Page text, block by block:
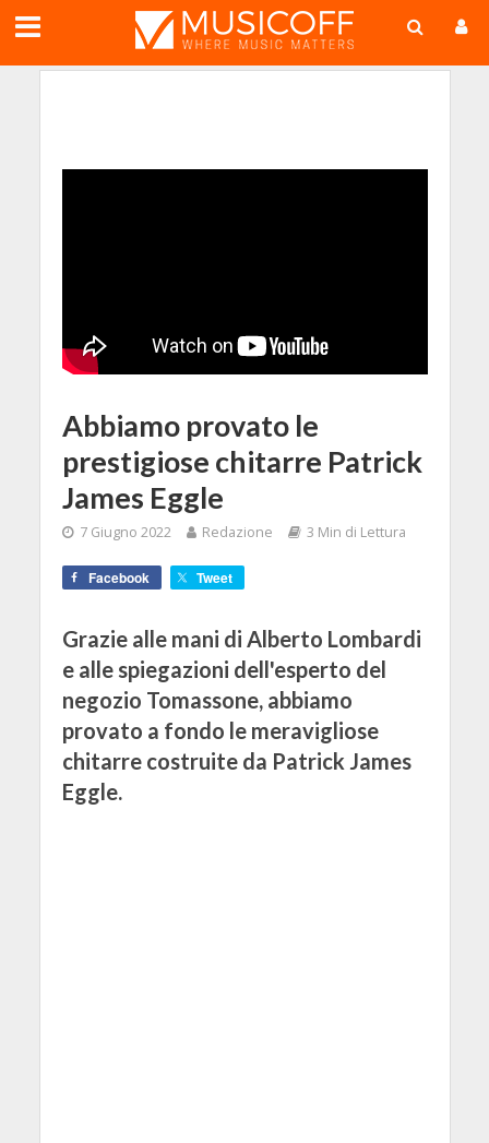
Abbiamo provato le
prestigiose chitarre Patrick
James Eggle
7 Giugno 2022 Redazione 3 Min di Lettura
Facebook Tweet
Grazie alle mani di Alberto Lombardi
e alle spiegazioni dell'esperto del
negozio Tomassone, abbiamo
provato a fondo le meravigliose
chitarre costruite da Patrick James
Eggle.